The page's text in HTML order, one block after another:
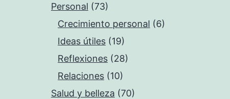
Personal (73)
Crecimiento personal (6)
Ideas útiles (19)
Reflexiones (28)
Relaciones (10)
Salud y belleza (70)